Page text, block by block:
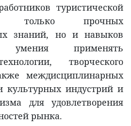
туристической
только прочных
знаний, но и навыков
умения применять
творческого
междисциплинарных
культурных индустрий и
для удовлетворения
рынка.